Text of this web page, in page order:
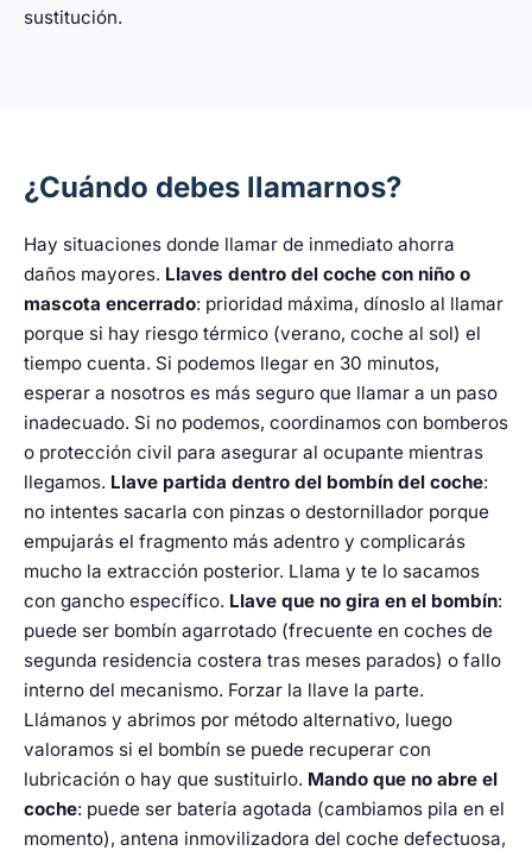
sustitución.
¿Cuándo debes llamarnos?
Hay situaciones donde llamar de inmediato ahorra
daños mayores. Llaves dentro del coche con niño o
mascota encerrado: prioridad máxima, dínoslo al llamar
porque si hay riesgo térmico (verano, coche al sol) el
tiempo cuenta. Si podemos llegar en 30 minutos,
esperar a nosotros es más seguro que llamar a un paso
inadecuado. Si no podemos, coordinamos con bomberos
o protección civil para asegurar al ocupante mientras
llegamos. Llave partida dentro del bombín del coche:
no intentes sacarla con pinzas o destornillador porque
empujarás el fragmento más adentro y complicarás
mucho la extracción posterior. Llama y te lo sacamos
con gancho específico. Llave que no gira en el bombín:
puede ser bombín agarrotado (frecuente en coches de
segunda residencia costera tras meses parados) o fallo
interno del mecanismo. Forzar la llave la parte.
Llámanos y abrimos por método alternativo, luego
valoramos si el bombín se puede recuperar con
lubricación o hay que sustituirlo. Mando que no abre el
coche: puede ser batería agotada (cambiamos pila en el
momento), antena inmovilizadora del coche defectuosa,